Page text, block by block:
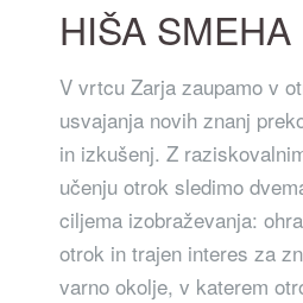
HIŠA
V vrtcu Zarja zaupamo v
usvajanja novih znanj
in izkušenj. Z
učenju otrok sledimo
ciljema izobraževanja:
otrok in trajen interes za
varno okolje, v katerem